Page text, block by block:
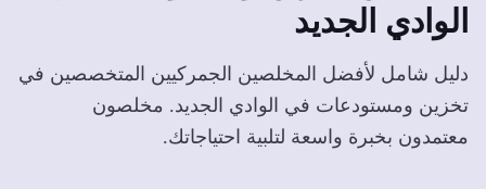
الوادي الجديد
دليل شامل لأفضل المخلصين الجمركيين المتخصصين في
تخزين ومستودعات في الوادي الجديد. مخلصون
معتمدون بخبرة واسعة لتلبية احتياجاتك.